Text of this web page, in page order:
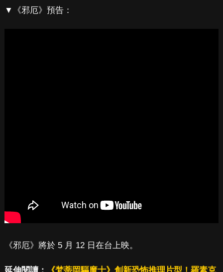
▼《邪厄》預告：
《邪厄》將於 5 月 12 日在台上映。